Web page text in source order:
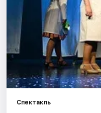
Города
Площадки
Артисты
Спектакль